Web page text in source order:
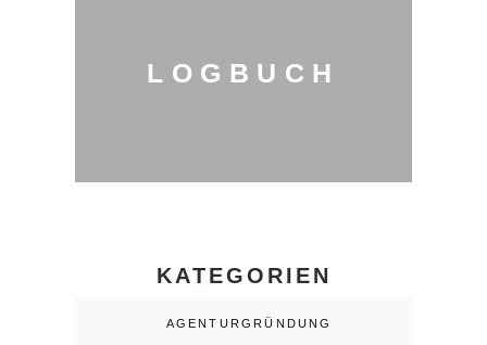
LOGBUCH
KATEGORIEN
AGENTURGRÜNDUNG